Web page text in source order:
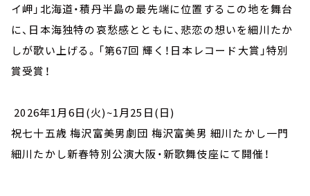
イ岬」北海道・積丹半島の最先端に位置するこの地を舞台
に、日本海独特の哀愁感とともに、悲恋の想いを細川たか
しが歌い上げる。「第67回 輝く！日本レコード大賞」特別
賞受賞！
2026年1月6日(火)~1月25日(日)
祝七十五歳 梅沢富美男劇団 梅沢富美男 細川たかし一門
細川たかし新春特別公演大阪・新歌舞伎座にて開催！